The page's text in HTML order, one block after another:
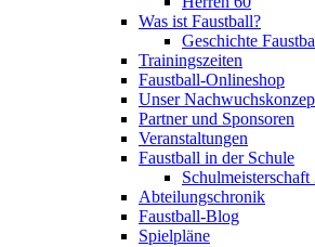
Was ist Faustball?
Geschichte
Trainingszeiten
Faustball-Onlineshop
Unser
Partner und Sponsoren
Veranstaltungen
Faustball in der Schule
Schulmeisterschaft
Abteilungschronik
Faustball-Blog
Spielpläne